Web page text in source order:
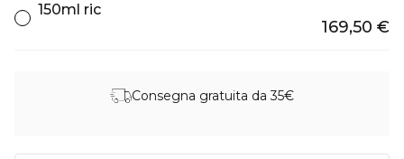
150ml ric
169,50 €
Consegna gratuita da 35€